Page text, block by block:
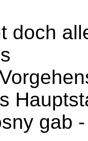
doch
gab